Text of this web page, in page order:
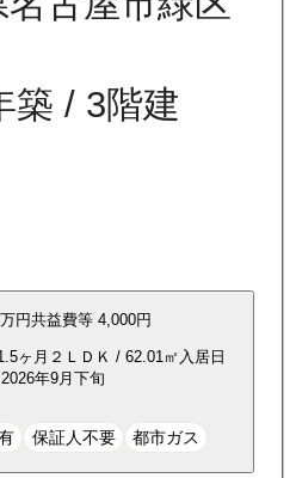
築 / 3階建
円共益費等 4,000円
ヶ月 ２ＬＤＫ / 62.01㎡ 入居日
2026年9月下旬
保証人不要 都市ガス